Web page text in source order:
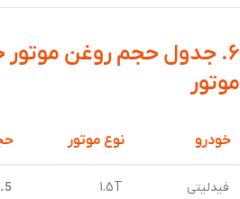
۶. جدول حجم روغن
موتور
خودرو نوع موتور
فیدلیتی 1.5T
4.5